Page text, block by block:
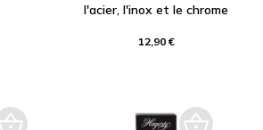
l'acier, l'inox et le chrome
12,90 €